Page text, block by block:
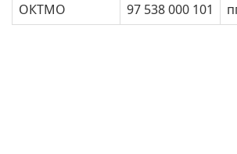
ОКТМО
97 538 000 101